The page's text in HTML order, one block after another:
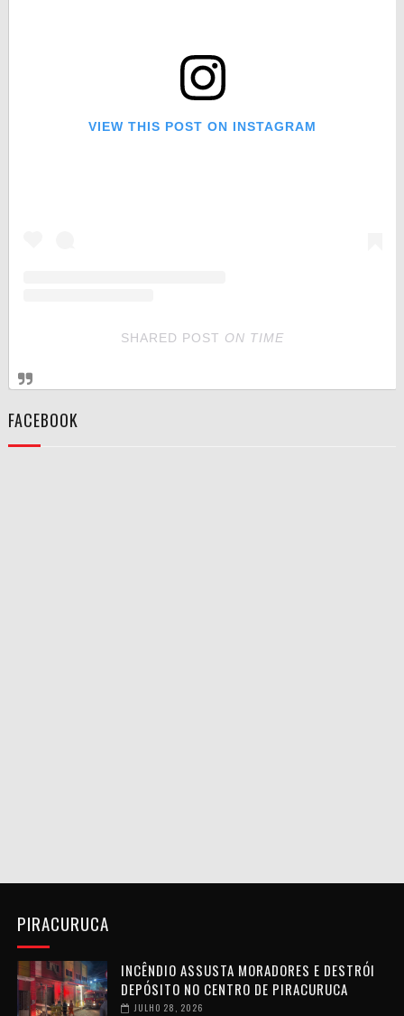
VIEW THIS POST ON INSTAGRAM
SHARED POST ON TIME
FACEBOOK
PIRACURUCA
INCÊNDIO ASSUSTA MORADORES E DESTRÓI
DEPÓSITO NO CENTRO DE PIRACURUCA
JULHO 28, 2026